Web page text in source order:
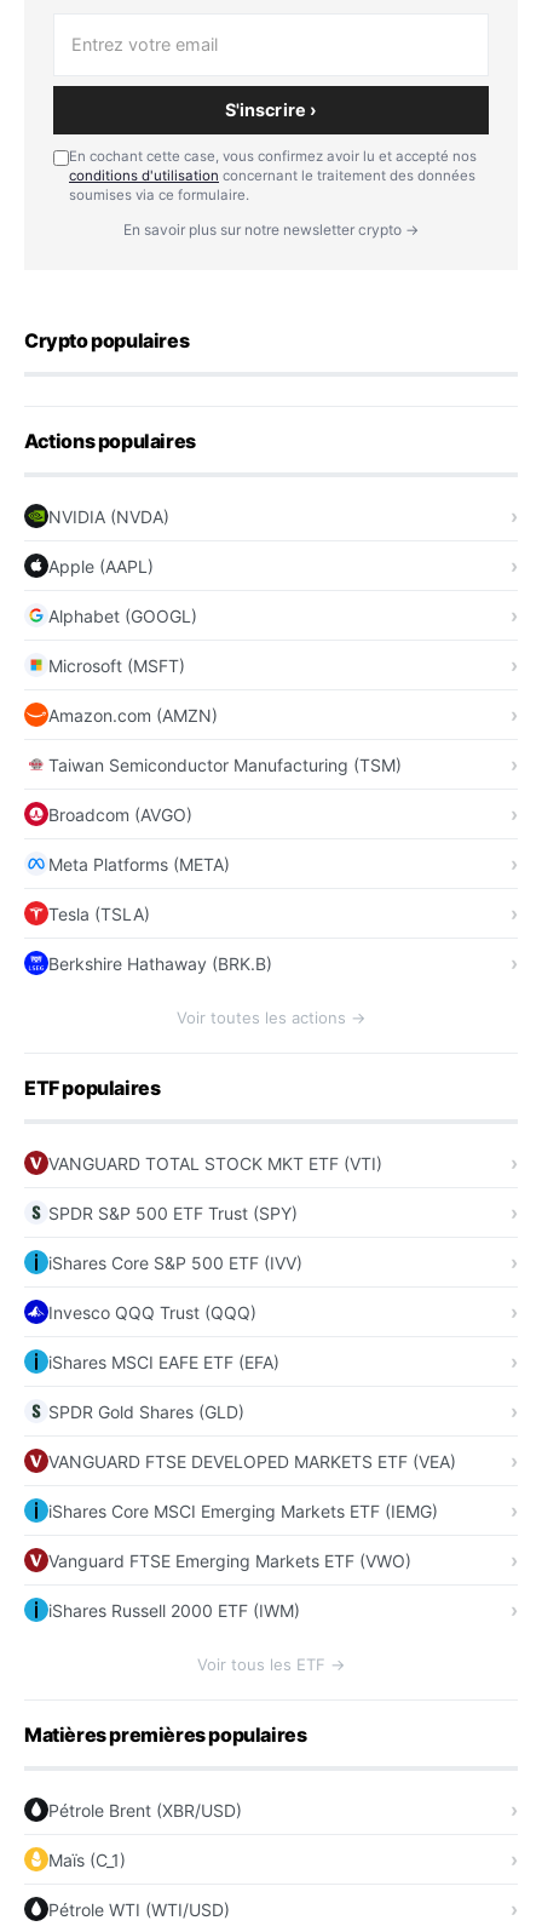
S'inscrire ›
En cochant cette case, vous confirmez avoir lu et accepté nos
conditions d'utilisation concernant le traitement des données
soumises via ce formulaire.
En savoir plus sur notre newsletter crypto →
Crypto populaires
Actions populaires
NVIDIA (NVDA)
Apple (AAPL)
Alphabet (GOOGL)
Microsoft (MSFT)
Amazon.com (AMZN)
Taiwan Semiconductor Manufacturing (TSM)
Broadcom (AVGO)
Meta Platforms (META)
Tesla (TSLA)
Berkshire Hathaway (BRK.B)
Voir toutes les actions →
ETF populaires
VANGUARD TOTAL STOCK MKT ETF (VTI)
SPDR S&P 500 ETF Trust (SPY)
iShares Core S&P 500 ETF (IVV)
Invesco QQQ Trust (QQQ)
iShares MSCI EAFE ETF (EFA)
SPDR Gold Shares (GLD)
VANGUARD FTSE DEVELOPED MARKETS ETF (VEA)
iShares Core MSCI Emerging Markets ETF (IEMG)
Vanguard FTSE Emerging Markets ETF (VWO)
iShares Russell 2000 ETF (IWM)
Voir tous les ETF →
Matières premières populaires
Pétrole Brent (XBR/USD)
Maïs (C_1)
Pétrole WTI (WTI/USD)